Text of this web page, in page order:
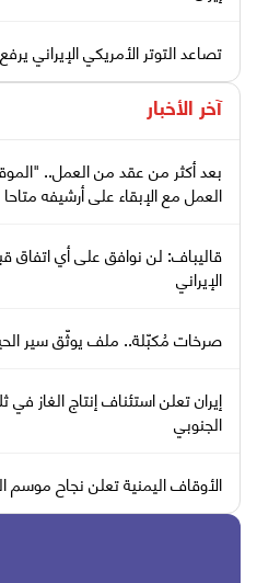
تصاعد التوتر الأمريكي الإيراني
آخر الأخبار
بعد أكثر من عقد من العمل..
العمل مع الإبقاء على أرشيفه متاحا
قاليباف: لن نوافق على أي
الإيراني
صرخات مُكبّلة.. ملف يوثّق سير
إيران تعلن استئناف إنتاج الغاز
الجنوبي
الأوقاف اليمنية تعلن نجاح موسم الحج